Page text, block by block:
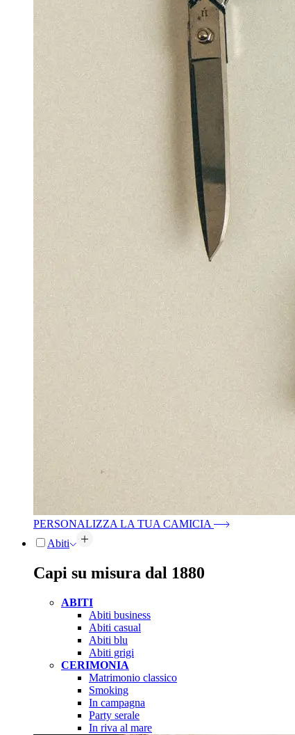
PERSONALIZZA LA TUA CAMICIA
Abiti
Capi su misura dal 1880
ABITI
Abiti business
Abiti casual
Abiti blu
Abiti grigi
CERIMONIA
Matrimonio classico
Smoking
In campagna
Party serale
In riva al mare